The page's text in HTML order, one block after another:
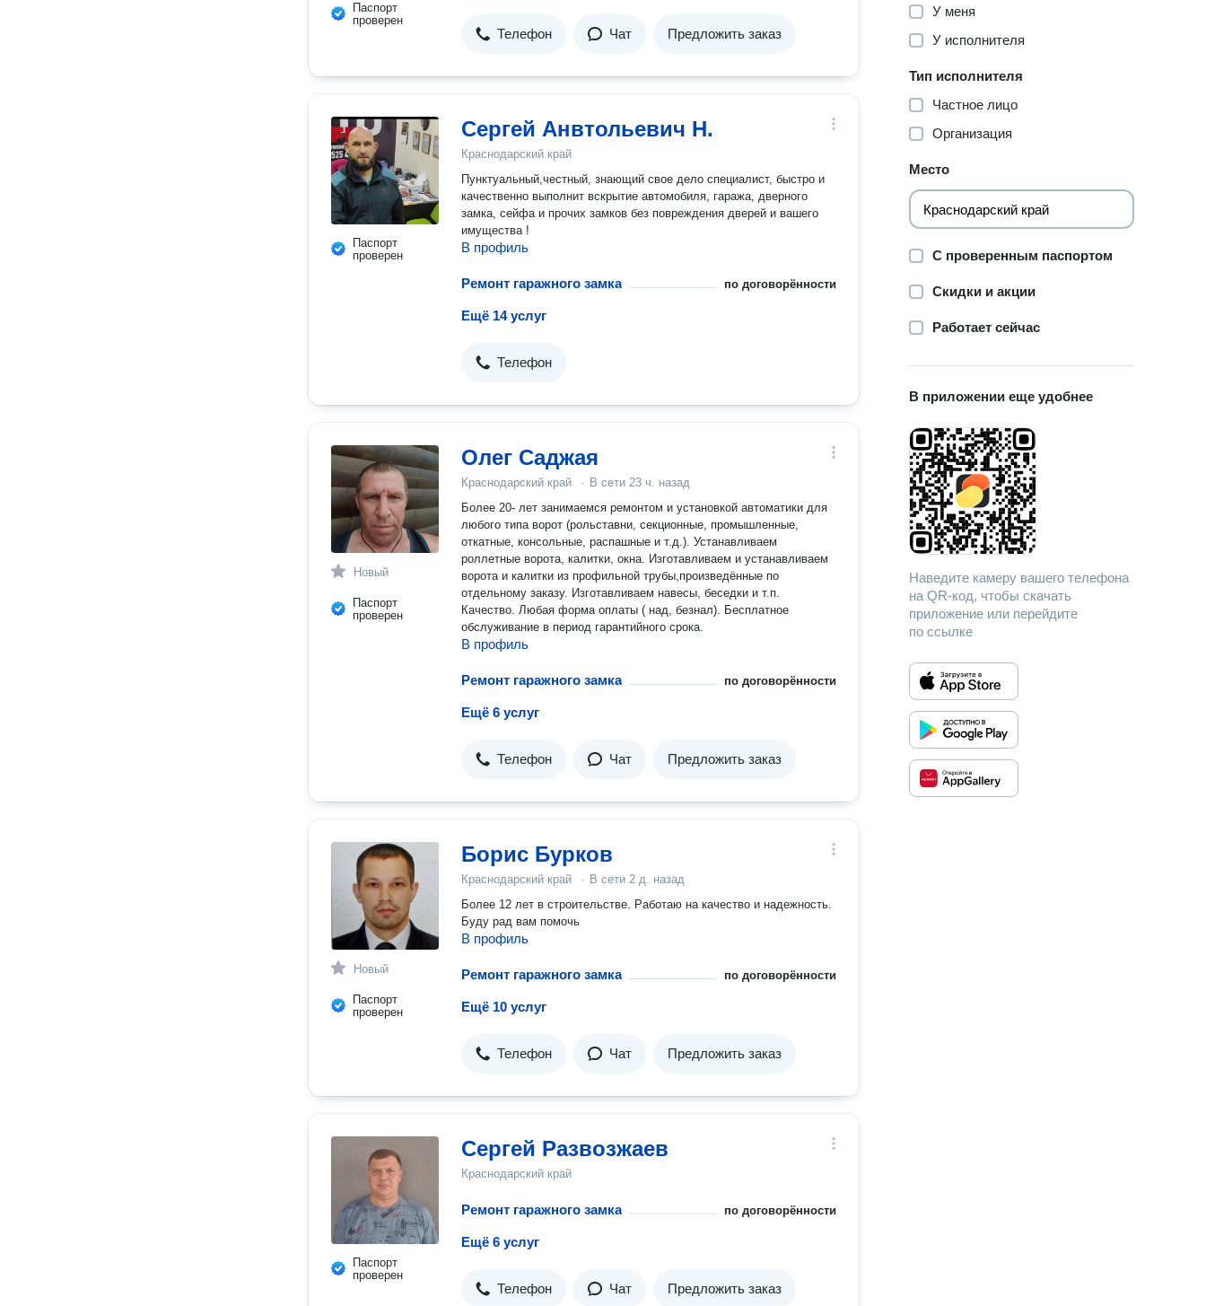
Паспорт
проверен
Телефон Чат Предложить заказ
Паспорт
проверен
Сергей Анвтольевич Н.
Краснодарский край
Пунктуальный,честный, знающий свое дело специалист, быстро и
качественно выполнит вскрытие автомобиля, гаража, дверного
замка, сейфа и прочих замков без повреждения дверей и вашего
имущества !
В профиль
Ремонт гаражного замка по договорённости
Ещё 14 услуг
Телефон
Новый
Паспорт
проверен
Олег Саджая
Краснодарский край · В сети 23 ч. назад
Более 20- лет занимаемся ремонтом и установкой автоматики для
любого типа ворот (рольставни, секционные, промышленные,
откатные, консольные, распашные и т.д.). Устанавливаем
роллетные ворота, калитки, окна. Изготавливаем и устанавливаем
ворота и калитки из профильной трубы,произведённые по
отдельному заказу. Изготавливаем навесы, беседки и т.п.
Качество. Любая форма оплаты ( над, безнал). Бесплатное
обслуживание в период гарантийного срока.
В профиль
Ремонт гаражного замка по договорённости
Ещё 6 услуг
Телефон Чат Предложить заказ
Новый
Паспорт
проверен
Борис Бурков
Краснодарский край · В сети 2 д. назад
Более 12 лет в строительстве. Работаю на качество и надежность.
Буду рад вам помочь
В профиль
Ремонт гаражного замка по договорённости
Ещё 10 услуг
Телефон Чат Предложить заказ
Паспорт
проверен
Сергей Развозжаев
Краснодарский край
Ремонт гаражного замка по договорённости
Ещё 6 услуг
Телефон Чат Предложить заказ
У меня
У исполнителя
Тип исполнителя
Частное лицо
Организация
Место
С проверенным паспортом
Скидки и акции
Работает сейчас
В приложении еще удобнее
Наведите камеру вашего телефона
на QR-код, чтобы скачать
приложение или перейдите
по ссылке